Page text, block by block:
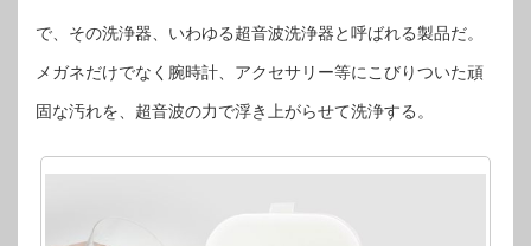
で
る
音
波
機
は
で、その洗浄器、いわゆる超音波洗浄器と呼ばれる製品だ。
メガネだけでなく腕時計、アクセサリー等にこびりついた頑
固な汚れを、超音波の力で浮き上がらせて洗浄する。